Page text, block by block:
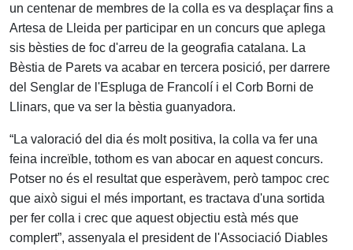
un centenar de membres de la colla es va desplaçar fins a
Artesa de Lleida per participar en un concurs que aplega
sis bèsties de foc d'arreu de la geografia catalana. La
Bèstia de Parets va acabar en tercera posició, per darrere
del Senglar de l'Espluga de Francolí i el Corb Borni de
Llinars, que va ser la bèstia guanyadora.
“La valoració del dia és molt positiva, la colla va fer una
feina increïble, tothom es van abocar en aquest concurs.
Potser no és el resultat que esperàvem, però tampoc crec
que això sigui el més important, es tractava d'una sortida
per fer colla i crec que aquest objectiu està més que
complert”, assenyala el president de l'Associació Diables